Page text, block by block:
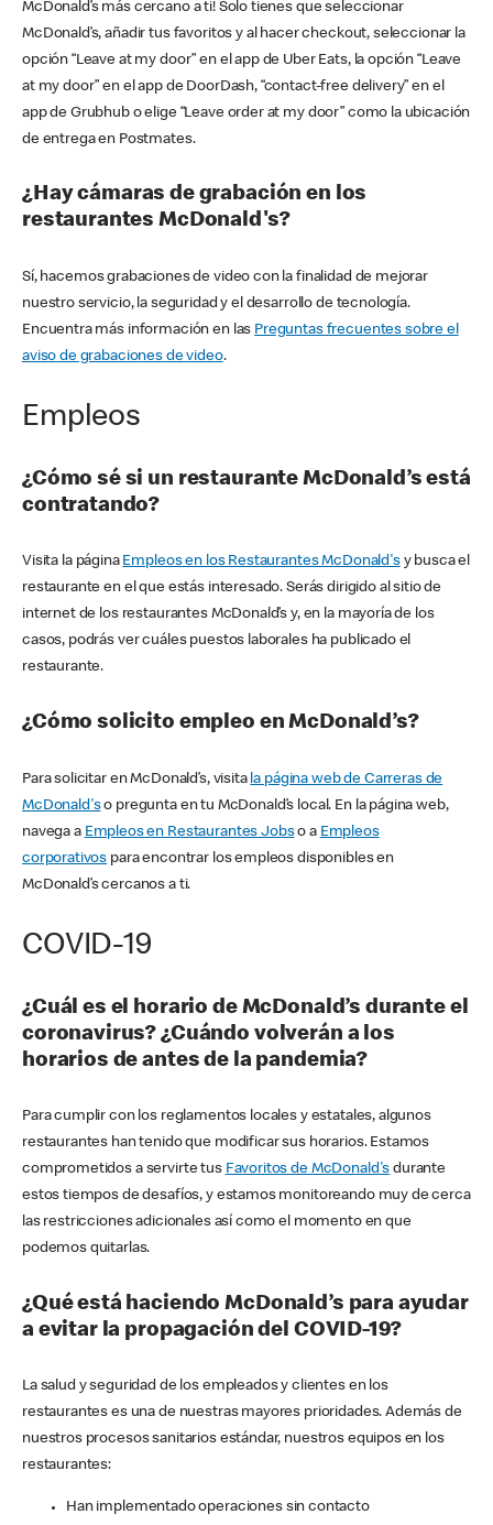
McDonald’s más cercano a ti! Solo tienes que seleccionar
McDonald’s, añadir tus favoritos y al hacer checkout, seleccionar la
opción “Leave at my door” en el app de Uber Eats, la opción “Leave
at my door” en el app de DoorDash, “contact-free delivery” en el
app de Grubhub o elige “Leave order at my door” como la ubicación
de entrega en Postmates.
¿Hay cámaras de grabación en los
restaurantes McDonald's?
Sí, hacemos grabaciones de video con la finalidad de mejorar
nuestro servicio, la seguridad y el desarrollo de tecnología.
Encuentra más información en las Preguntas frecuentes sobre el
aviso de grabaciones de video.
Empleos
¿Cómo sé si un restaurante McDonald’s está
contratando?
Visita la página Empleos en los Restaurantes McDonald'sy busca el
restaurante en el que estás interesado. Serás dirigido al sitio de
internet de los restaurantes McDonald’s y, en la mayoría de los
casos, podrás ver cuáles puestos laborales ha publicado el
restaurante.
¿Cómo solicito empleo en McDonald’s?
Para solicitar en McDonald’s, visita la página web de Carreras de
McDonald'so pregunta en tu McDonald’s local. En la página web,
navega a Empleos en Restaurantes Jobso a Empleos
corporativos para encontrar los empleos disponibles en
McDonald’s cercanos a ti.
COVID-19
¿Cuál es el horario de McDonald’s durante el
coronavirus? ¿Cuándo volverán a los
horarios de antes de la pandemia?
Para cumplir con los reglamentos locales y estatales, algunos
restaurantes han tenido que modificar sus horarios. Estamos
comprometidos a servirte tus Favoritos de McDonald's durante
estos tiempos de desafíos, y estamos monitoreando muy de cerca
las restricciones adicionales así como el momento en que
podemos quitarlas.
¿Qué está haciendo McDonald’s para ayudar
a evitar la propagación del COVID-19?
La salud y seguridad de los empleados y clientes en los
restaurantes es una de nuestras mayores prioridades. Además de
nuestros procesos sanitarios estándar, nuestros equipos en los
restaurantes:
Han implementado operaciones sin contacto